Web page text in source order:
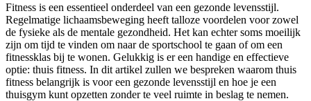
Fitness is een essentieel onderdeel van een gezonde levensstijl.
Regelmatige lichaamsbeweging heeft talloze voordelen voor zowel
de fysieke als de mentale gezondheid. Het kan echter soms moeilijk
zijn om tijd te vinden om naar de sportschool te gaan of om een ​​
fitnessklas bij te wonen. Gelukkig is er een handige en effectieve
optie: thuis fitness. In dit artikel zullen we bespreken waarom thuis
fitness belangrijk is voor een gezonde levensstijl en hoe je een
thuisgym kunt opzetten zonder te veel ruimte in beslag te nemen.